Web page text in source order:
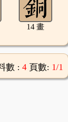
14 畫
數 : 4 頁數: 1/1